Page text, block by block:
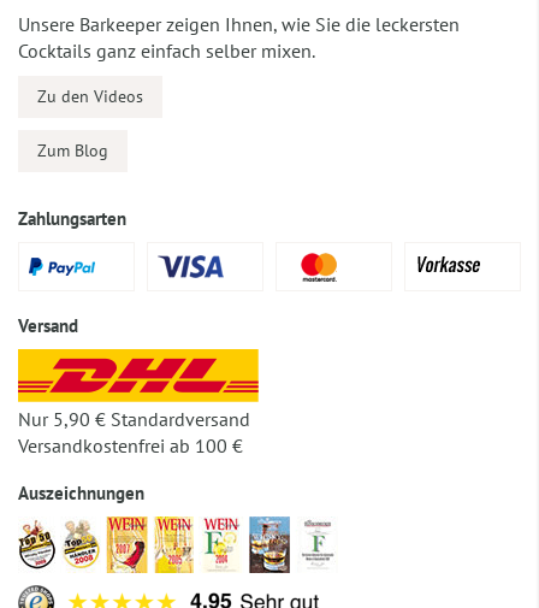
Unsere Barkeeper zeigen Ihnen, wie Sie die leckersten
Cocktails ganz einfach selber mixen.
Zu den Videos
Zum Blog
Zahlungsarten
Versand
Nur 5,90 € Standardversand
Versandkostenfrei ab 100 €
Auszeichnungen